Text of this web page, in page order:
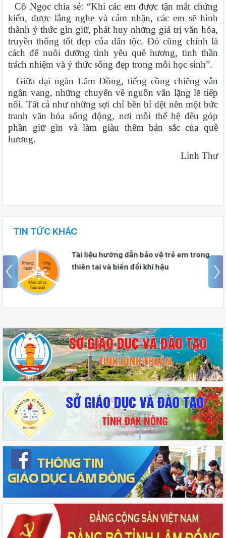
Cô Ngọc chia sẻ: “Khi các em được tận mắt chứng
kiến, được lắng nghe và cảm nhận, các em sẽ hình
thành ý thức gìn giữ, phát huy những giá trị văn hóa,
truyền thống tốt đẹp của dân tộc. Đó cũng chính là
cách để nuôi dưỡng tình yêu quê hương, tinh thần
trách nhiệm và ý thức sống đẹp trong mỗi học sinh”.
Giữa đại ngàn Lâm Đồng, tiếng cồng chiêng vẫn
ngân vang, những chuyến về nguồn vẫn lặng lẽ tiếp
nối. Tất cả như những sợi chỉ bền bỉ dệt nên một bức
tranh văn hóa sống động, nơi mỗi thế hệ đều góp
phần giữ gìn và làm giàu thêm bản sắc của quê
hương.
Linh Thư
TIN TỨC KHÁC
"gỡ khó" chọn tổ hợp môn và định
hướng phân luồng lớp 10: dấu ấn từ